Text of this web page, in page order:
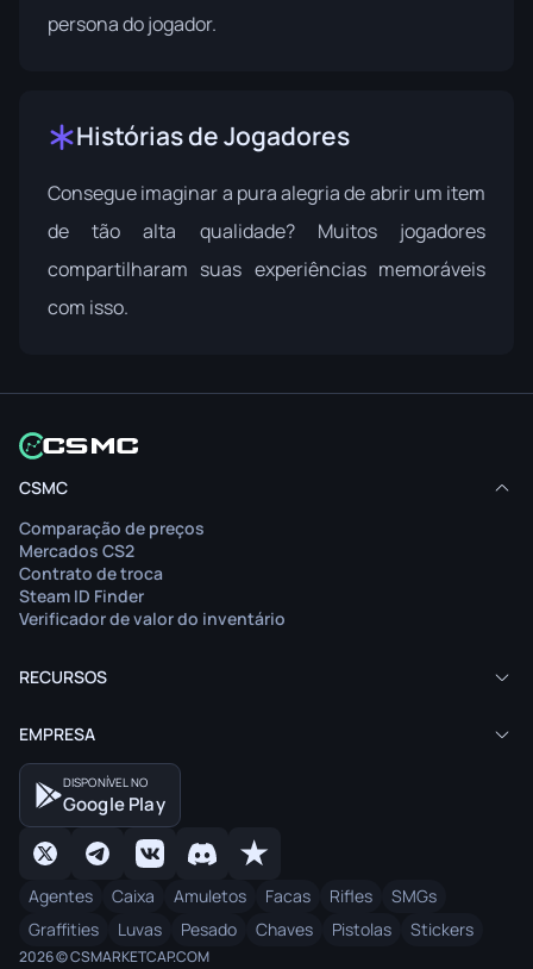
persona do jogador.
Histórias de Jogadores
Consegue imaginar a pura alegria de abrir um item
de tão alta qualidade? Muitos jogadores
compartilharam suas experiências memoráveis
com isso.
CSMC
Comparação de preços
Mercados CS2
Contrato de troca
Steam ID Finder
Verificador de valor do inventário
RECURSOS
EMPRESA
DISPONÍVEL NO
Google Play
Agentes Caixa Amuletos Facas Rifles
SMGs
Graffities
Luvas Pesado Chaves Pistolas Stickers
2026 © CSMARKETCAP.COM